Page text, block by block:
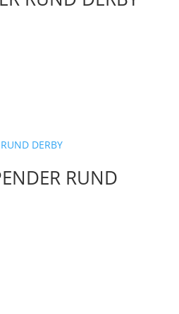
RUND